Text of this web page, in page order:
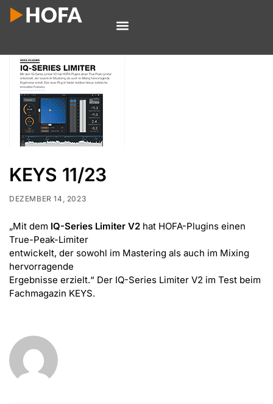
KEYS 11/23
DEZEMBER 14, 2023
„Mit dem IQ-Series Limiter V2 hat HOFA-Plugins einen
True-Peak-Limiter
entwickelt, der sowohl im Mastering als auch im Mixing
hervorragende
Ergebnisse erzielt.“ Der IQ-Series Limiter V2 im Test beim
Fachmagazin KEYS.